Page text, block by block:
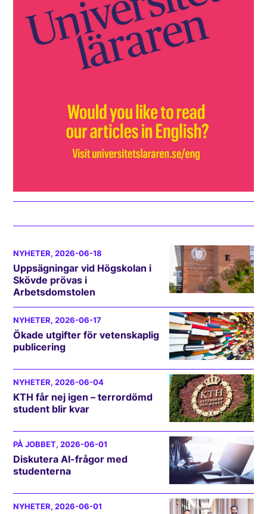
NYHETER, 2026-06-18
Uppsägningar vid Högskolan i
Skövde prövas i
Arbetsdomstolen
NYHETER, 2026-06-17
Ökade utgifter för vetenskaplig
publicering
NYHETER, 2026-06-04
KTH får nej igen – terrordömd
student blir kvar
PÅ JOBBET, 2026-06-01
Diskutera AI-frågor med
studenterna
NYHETER, 2026-06-01